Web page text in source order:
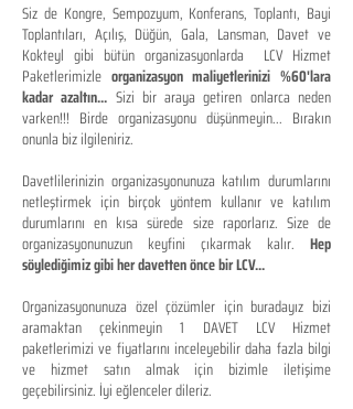
Siz de Kongre, Sempozyum, Konferans, Toplantı, Bayi
Toplantıları, Açılış, Düğün, Gala, Lansman, Davet ve
Kokteyl gibi bütün organizasyonlarda LCV Hizmet
Paketlerimizle organizasyon maliyetlerinizi %60'lara
kadar azaltın... Sizi bir araya getiren onlarca neden
varken!!! Birde organizasyonu düşünmeyin... Bırakın
onunla biz ilgileniriz.
Davetlilerinizin organizasyonunuza katılım durumlarını
netleştirmek için birçok yöntem kullanır ve katılım
durumlarını en kısa sürede size raporlarız. Size de
organizasyonunuzun keyfini çıkarmak kalır. Hep
söylediğimiz gibi her davetten önce bir LCV...
Organizasyonunuza özel çözümler için buradayız bizi
aramaktan çekinmeyin 1 DAVET LCV Hizmet
paketlerimizi ve fiyatlarını inceleyebilir daha fazla bilgi
ve hizmet satın almak için bizimle iletişime
geçebilirsiniz. İyi eğlenceler dileriz.